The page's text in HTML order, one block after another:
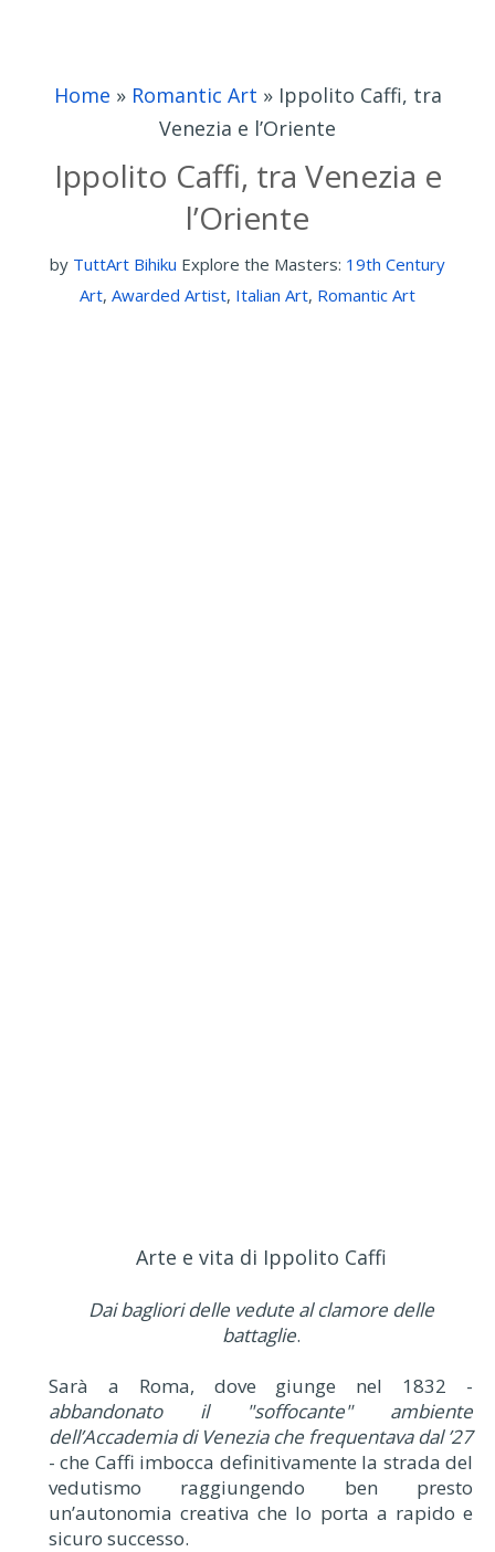
Home » Romantic Art » Ippolito Caffi, tra
Venezia e l’Oriente
Ippolito Caffi, tra Venezia e
l’Oriente
by TuttArt Bihiku Explore the Masters: 19th Century
Art, Awarded Artist, Italian Art, Romantic Art
Arte e vita di Ippolito Caffi
Dai bagliori delle vedute al clamore delle
battaglie.
Sarà a Roma, dove giunge nel 1832 -
abbandonato il "soffocante" ambiente
dell’Accademia di Venezia che frequentava dal ’27
- che Caffi imbocca definitivamente la strada del
vedutismo raggiungendo ben presto
un’autonomia creativa che lo porta a rapido e
sicuro successo.